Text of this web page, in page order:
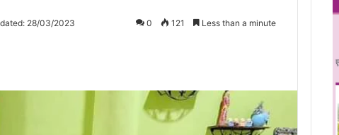
28/03/2023 0 121 Less than a minute